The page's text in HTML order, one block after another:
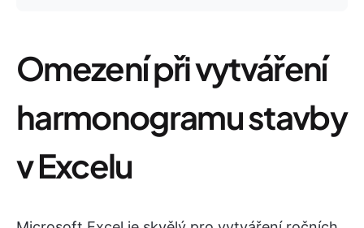
Omezení při vytváření
harmonogramu stavby
v Excelu